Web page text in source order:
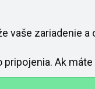
vaše zariadenie
Ak